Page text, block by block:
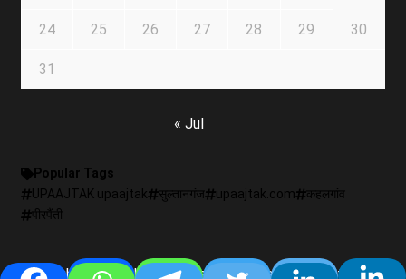
24 25 26 27 28 29 30
31
« Jul
Popular Tags
UPAAJTAK upaajtak
सुल्तानगंज upaajtak.com
कहलगांव
पीरपैंती
Copyright © All rights reserved. |Newseverby AF themes.